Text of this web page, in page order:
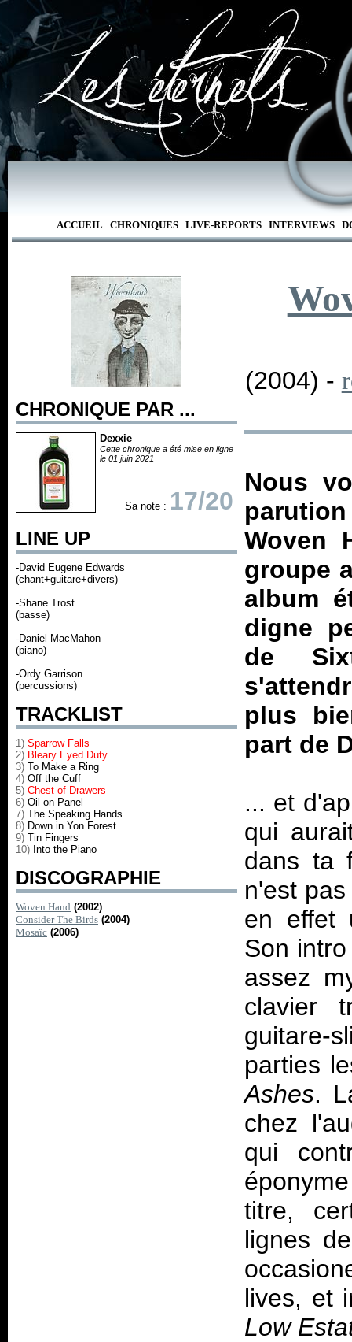
ACCUEIL CHRONIQUES LIVE-REPORTS INTERVIEWS
CHRONIQUE PAR ...
Dexxie
Cette chronique a été mise en ligne
le 01 juin 2021
Sa note : 17/20
LINE UP
-David Eugene Edwards
(chant+guitare+divers)
-Shane Trost
(basse)
-Daniel MacMahon
(piano)
-Ordy Garrison
(percussions)
TRACKLIST
1) Sparrow Falls
2) Bleary Eyed Duty
3) To Make a Ring
4) Off the Cuff
5) Chest of Drawers
6) Oil on Panel
7) The Speaking Hands
8) Down in Yon Forest
9) Tin Fingers
10) Into the Piano
DISCOGRAPHIE
Woven Hand (2002)
Consider The Birds (2004)
Mosaïc (2006)
(2004) -
Nous
Woven
groupe
album
digne
de
plus
part de
... et
qui
dans ta
n'est
en effet
Son
assez
clavier
guitare-
parties
Ashes.
chez
qui
titre,
lignes
lives, et
Low